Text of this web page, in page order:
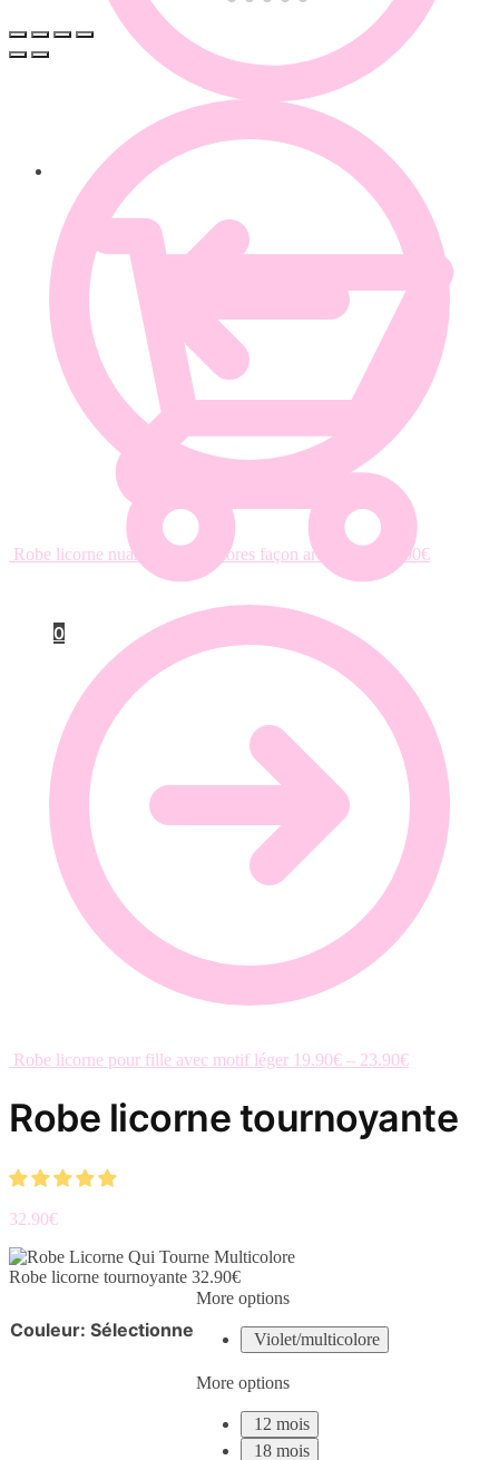
€
0
Robe licorne nuances multicolores façon arc-en-ciel 21.90€
Robe licorne pour fille avec motif léger 19.90€ – 23.90€
Robe licorne tournoyante
32.90€
Robe licorne tournoyante 32.90€
Couleur: Sélectionne
More options
Violet/multicolore
More options
12 mois
18 mois